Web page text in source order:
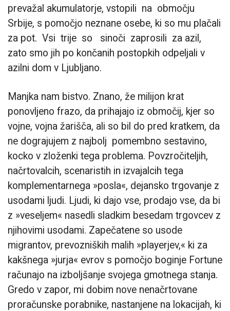
prevažal akumulatorje, vstopili na območju
Srbije, s pomočjo neznane osebe, ki so mu plačali
za pot. Vsi trije so sinoči zaprosili za azil,
zato smo jih po končanih postopkih odpeljali v
azilni dom v Ljubljano.
Manjka nam bistvo. Znano, že milijon krat
ponovljeno frazo, da prihajajo iz območij, kjer so
vojne, vojna žarišča, ali so bil do pred kratkem, da
ne dograjujem z najbolj pomembno sestavino,
kocko v zloženki tega problema. Povzročiteljih,
načrtovalcih, scenaristih in izvajalcih tega
komplementarnega »posla«, dejansko trgovanje z
usodami ljudi. Ljudi, ki dajo vse, prodajo vse, da bi
z »veseljem« nasedli sladkim besedam trgovcev z
njihovimi usodami. Zapečatene so usode
migrantov, prevozniških malih »playerjev,« ki za
kakšnega »jurja« evrov s pomočjo boginje Fortune
računajo na izboljšanje svojega gmotnega stanja.
Gredo v zapor, mi dobim nove nenačrtovane
proračunske porabnike, nastanjene na lokacijah, ki